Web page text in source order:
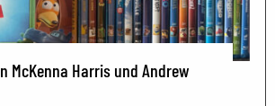
McKenna Harris und Andrew